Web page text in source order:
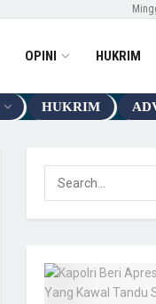
OPINI HUKRIM
HUKRIM